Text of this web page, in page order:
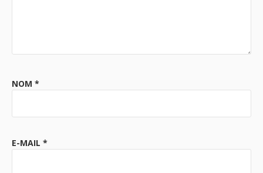
NOM *
E-MAIL *